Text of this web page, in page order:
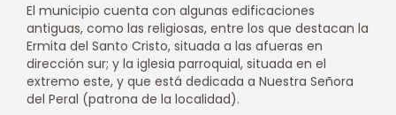
El municipio cuenta con algunas edificaciones
antiguas, como las religiosas, entre los que destacan la
Ermita del Santo Cristo, situada a las afueras en
dirección sur; y la iglesia parroquial, situada en el
extremo este, y que está dedicada a Nuestra Señora
del Peral (patrona de la localidad).